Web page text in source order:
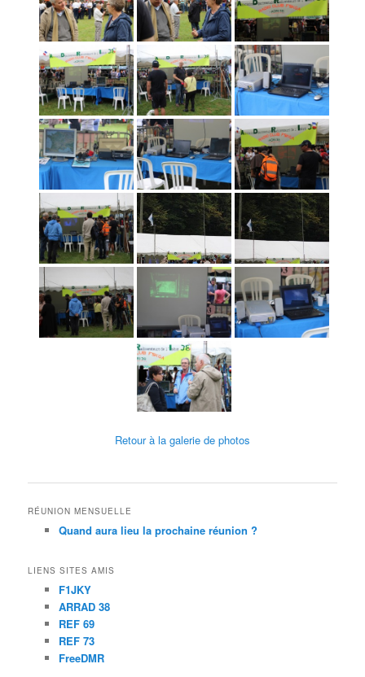
Retour à la galerie de photos
RÉUNION MENSUELLE
Quand aura lieu la prochaine réunion ?
LIENS SITES AMIS
F1JKY
ARRAD 38
REF 69
REF 73
FreeDMR